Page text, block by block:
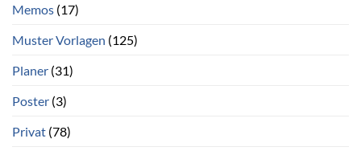
Memos (17)
Muster Vorlagen (125)
Planer (31)
Poster (3)
Privat (78)